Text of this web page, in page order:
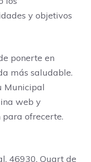
y objetivos
ponerte en
más saludable.
Municipal
web y
ofrecerte.
46930, Quart de